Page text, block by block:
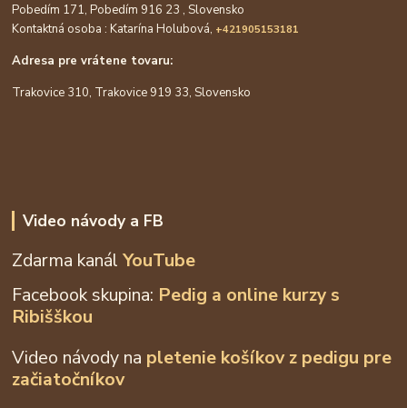
Pobedím 171, Pobedím 916 23 , Slovensko
Kontaktná osoba : Katarína Holubová, +421905153181
Adresa pre vrátene tovaru:
Trakovice 310, Trakovice 919 33, Slovensko
Video návody a FB
Zdarma kanálYouTube
Facebook skupina: Pedig a online kurzy s
Ribišškou
Video návody na pletenie košíkov z pedigu pre
začiatočníkov